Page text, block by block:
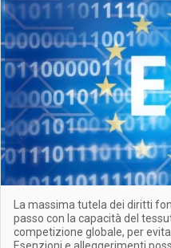
La massima tutela dei diritti
passo con la capacità del
competizione globale, per